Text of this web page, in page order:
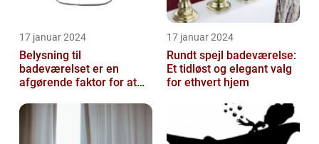
17 januar 2024
Belysning til
badeværelset er en
afgørende faktor for at
funktionalitet i rummet...
17 januar 2024
Rundt spejl badeværelse:
Et tidløst og elegant valg
for ethvert hjem